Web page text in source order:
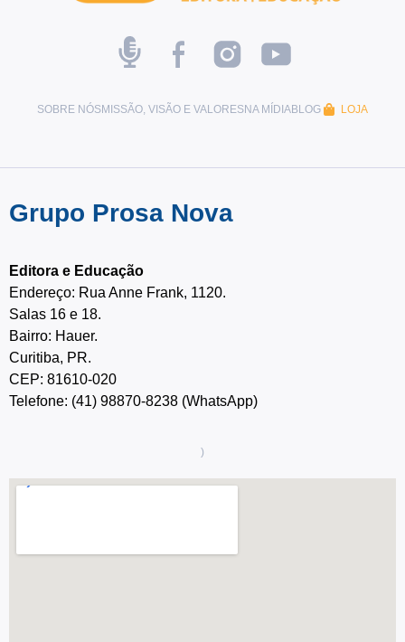
SOBRE NÓSMISSÃO, VISÃO E VALORESNA MÍDIABLOG LOJA
Grupo Prosa Nova
Editora e Educação
Endereço: Rua Anne Frank, 1120.
Salas 16 e 18.
Bairro: Hauer.
Curitiba, PR.
CEP: 81610-020
Telefone: (41) 98870-8238 (WhatsApp)
)